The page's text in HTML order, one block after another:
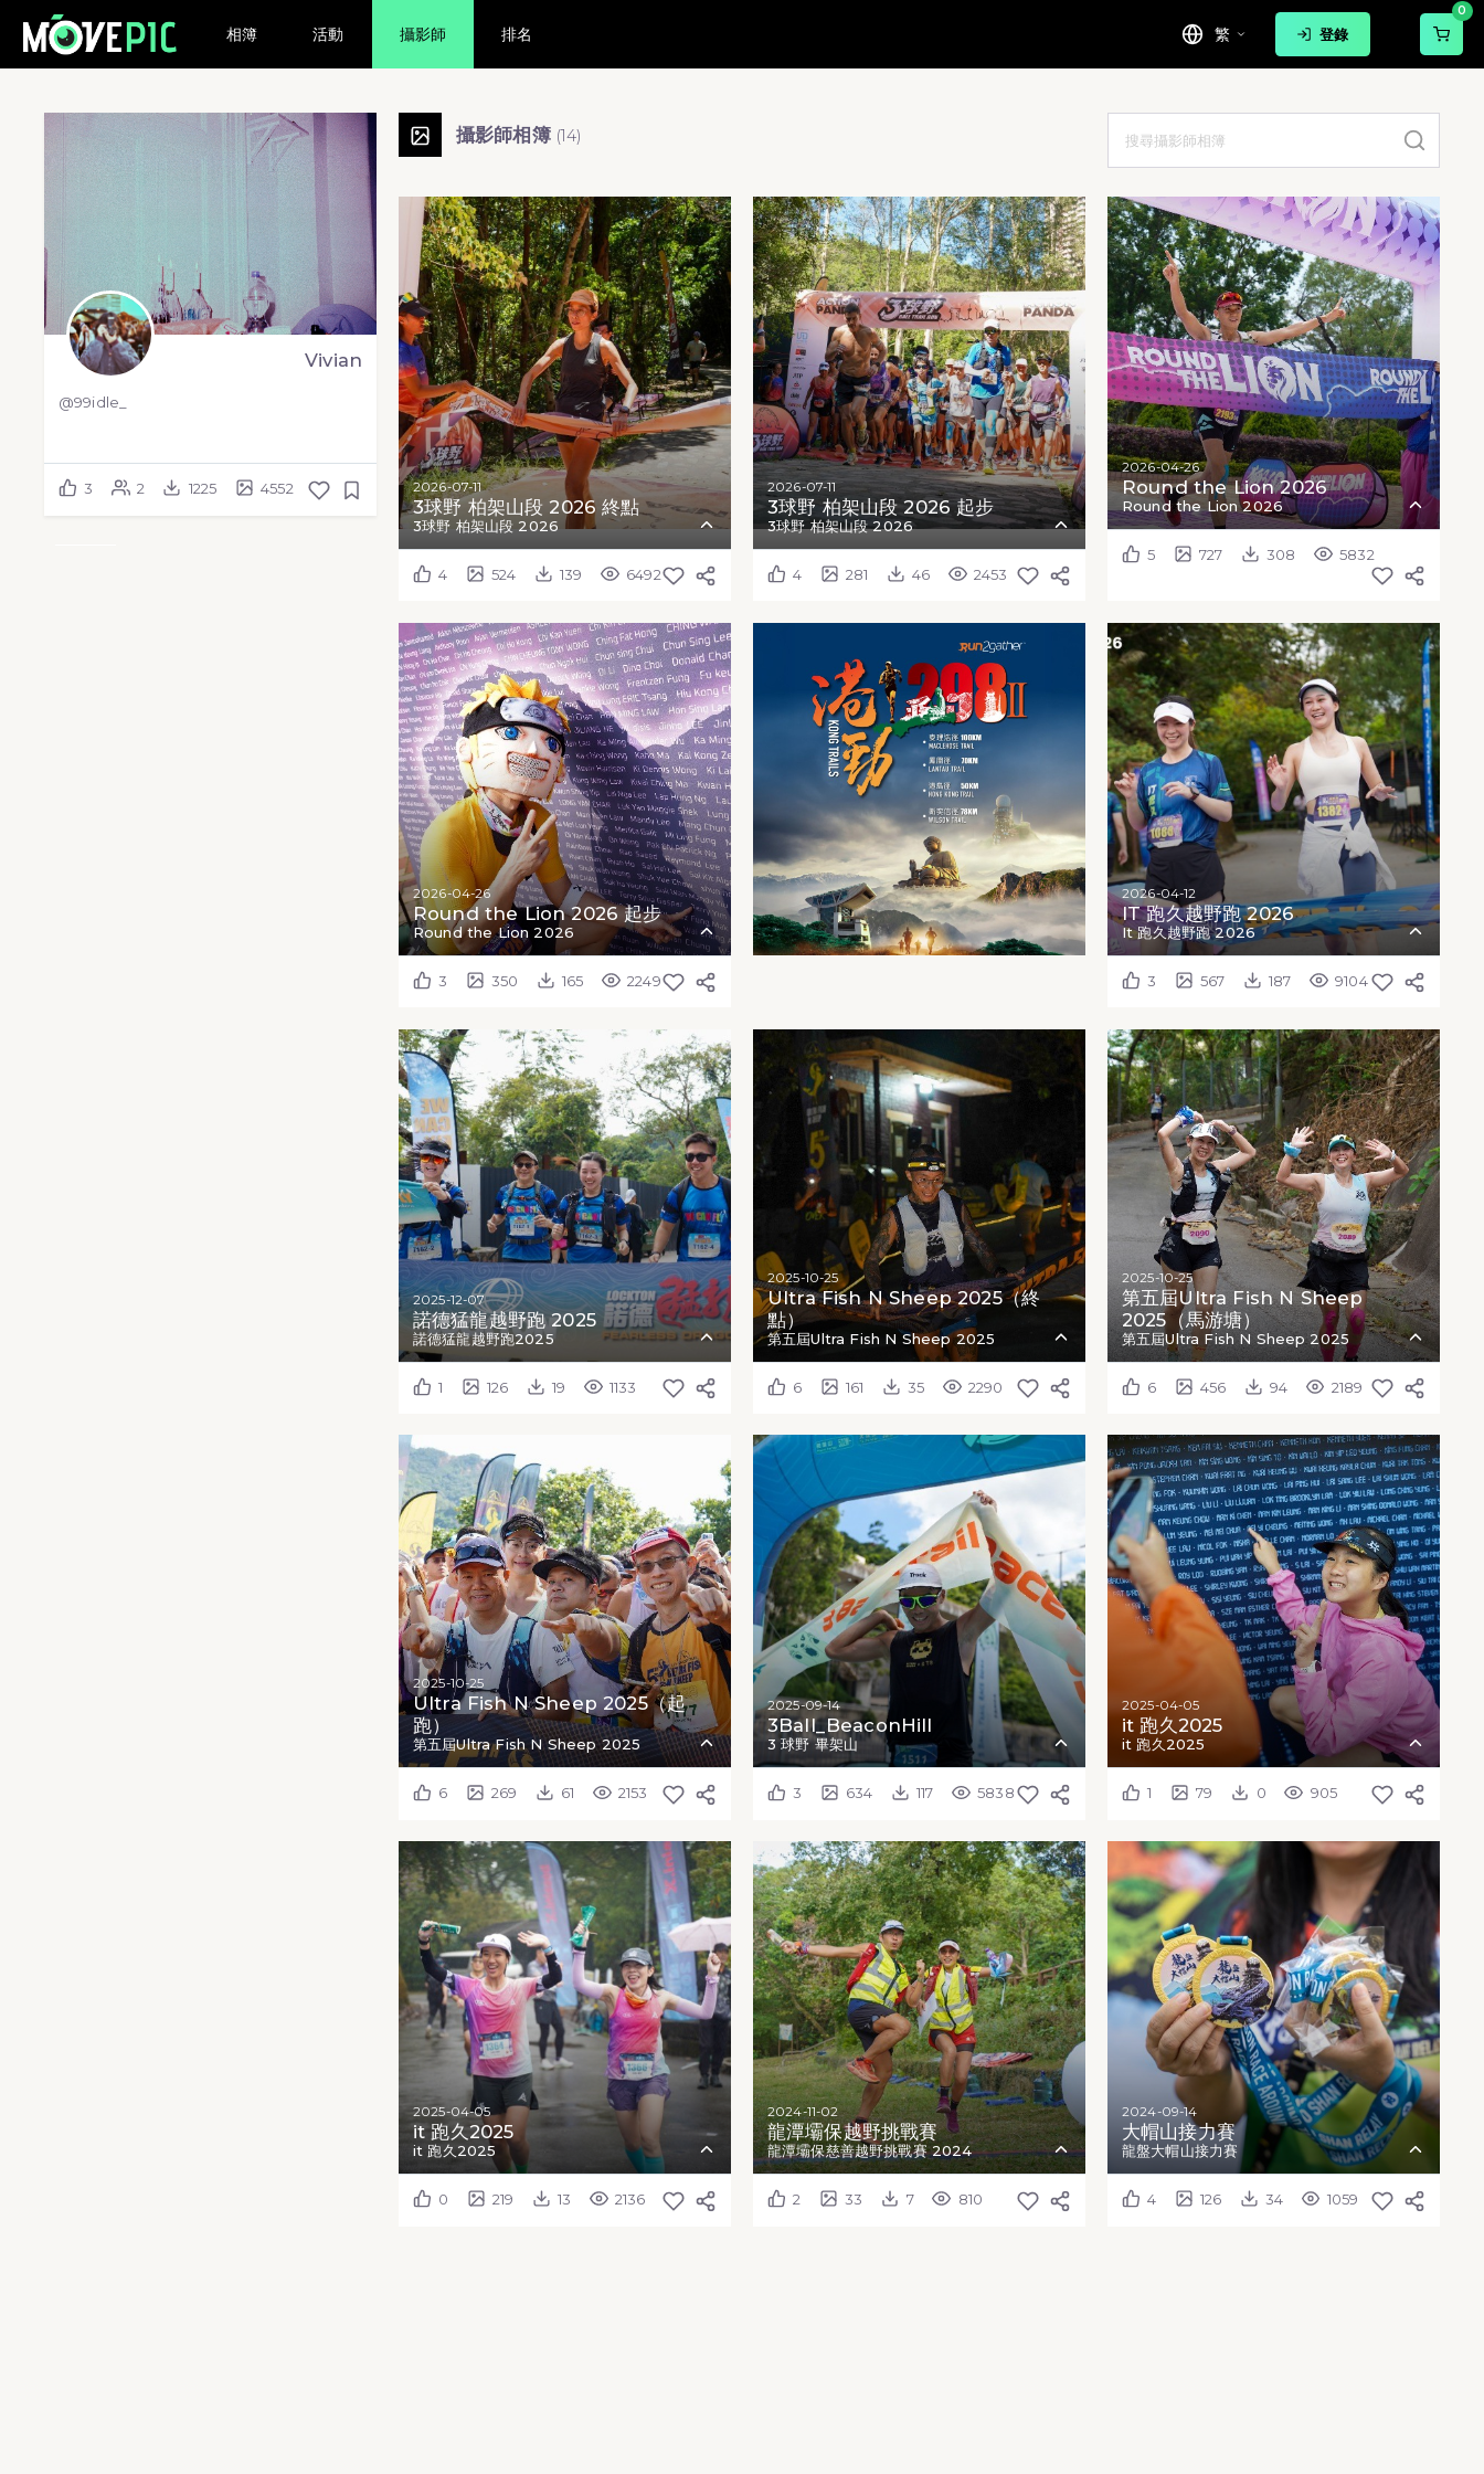
相簿 活動 攝影師 排名 繁 登錄
0
Vivian
@99idle_
3 2 1225 4552
攝影師相簿 (14)
2026-07-11
3球野 柏架山段 2026 終點
3球野 柏架山段 2026
4 524 139 6492
2026-07-11
3球野 柏架山段 2026 起步
3球野 柏架山段 2026
4 281 46 2453
2026-04-26
Round the Lion 2026
Round the Lion 2026
5 727 308 5832
2026-04-26
Round the Lion 2026 起步
Round the Lion 2026
3 350 165 2249
2026-04-12
IT 跑久越野跑 2026
It 跑久越野跑 2026
3 567 187 9104
2025-12-07
諾德猛龍越野跑 2025
諾德猛龍越野跑2025
1 126 19 1133
2025-10-25
Ultra Fish N Sheep 2025（終
點）
第五屆Ultra Fish N Sheep 2025
6 161 35 2290
2025-10-25
第五屆Ultra Fish N Sheep
2025（馬游塘）
第五屆Ultra Fish N Sheep 2025
6 456 94 2189
2025-10-25
Ultra Fish N Sheep 2025（起
跑）
第五屆Ultra Fish N Sheep 2025
6 269 61 2153
2025-09-14
3Ball_BeaconHill
3 球野 畢架山
3 634 117 5838
2025-04-05
it 跑久2025
it 跑久2025
1 79 0 905
2025-04-05
it 跑久2025
it 跑久2025
0 219 13 2136
2024-11-02
龍潭壩保越野挑戰賽
龍潭壩保慈善越野挑戰賽 2024
2 33 7 810
2024-09-14
大帽山接力賽
龍盤大帽山接力賽
4 126 34 1059